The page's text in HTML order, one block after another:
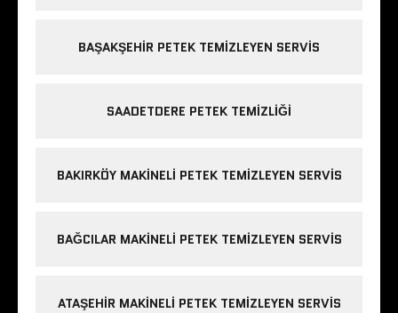
BAŞAKŞEHIR PETEK TEMIZLEYEN SERVIS
SAADETDERE PETEK TEMIZLIĞI
BAKIRKÖY MAKINELI PETEK TEMIZLEYEN SERVIS
BAĞCILAR MAKINELI PETEK TEMIZLEYEN SERVIS
ATAŞEHIR MAKINELI PETEK TEMIZLEYEN SERVIS